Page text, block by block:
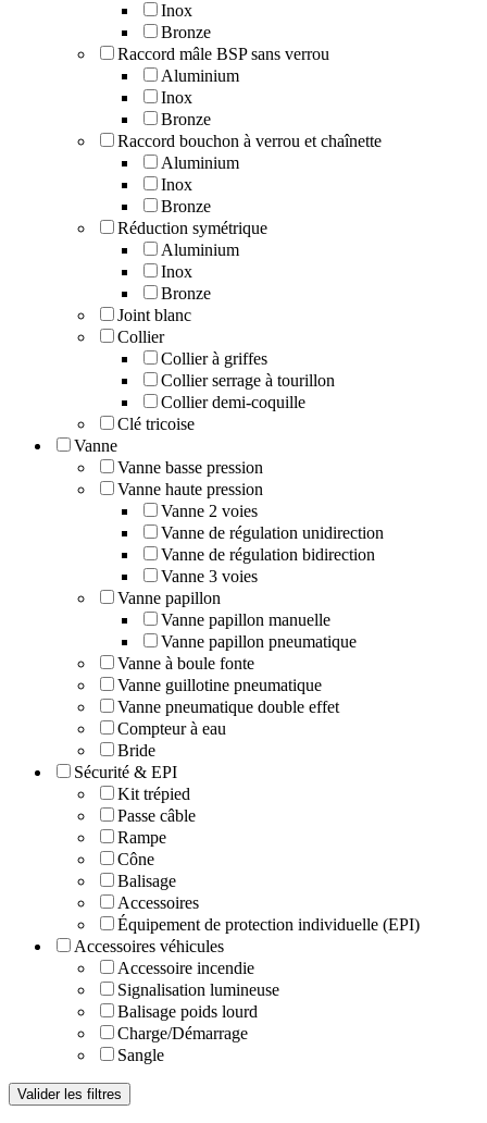
Inox
Bronze
Raccord mâle BSP sans verrou
Aluminium
Inox
Bronze
Raccord bouchon à verrou et chaînette
Aluminium
Inox
Bronze
Réduction symétrique
Aluminium
Inox
Bronze
Joint blanc
Collier
Collier à griffes
Collier serrage à tourillon
Collier demi-coquille
Clé tricoise
Vanne
Vanne basse pression
Vanne haute pression
Vanne 2 voies
Vanne de régulation unidirection
Vanne de régulation bidirection
Vanne 3 voies
Vanne papillon
Vanne papillon manuelle
Vanne papillon pneumatique
Vanne à boule fonte
Vanne guillotine pneumatique
Vanne pneumatique double effet
Compteur à eau
Bride
Sécurité & EPI
Kit trépied
Passe câble
Rampe
Cône
Balisage
Accessoires
Équipement de protection individuelle (EPI)
Accessoires véhicules
Accessoire incendie
Signalisation lumineuse
Balisage poids lourd
Charge/Démarrage
Sangle
Valider les filtres